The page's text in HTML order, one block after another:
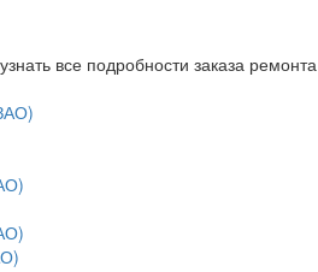
все подробности заказа ремонта